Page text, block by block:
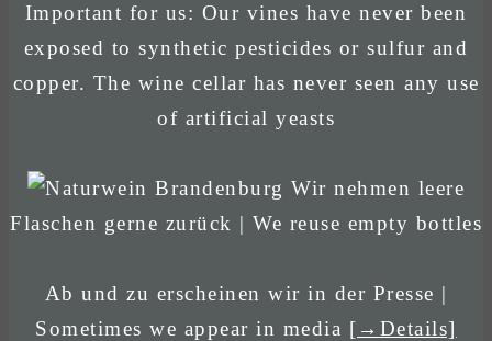
Important for us: Our vines have never been
exposed to synthetic pesticides or sulfur and
copper. The wine cellar has never seen any use
of artificial yeasts
Wir nehmen leere
Flaschen gerne zurück | We reuse empty bottles
Ab und zu erscheinen wir in der Presse |
Sometimes we appear in media [→Details]